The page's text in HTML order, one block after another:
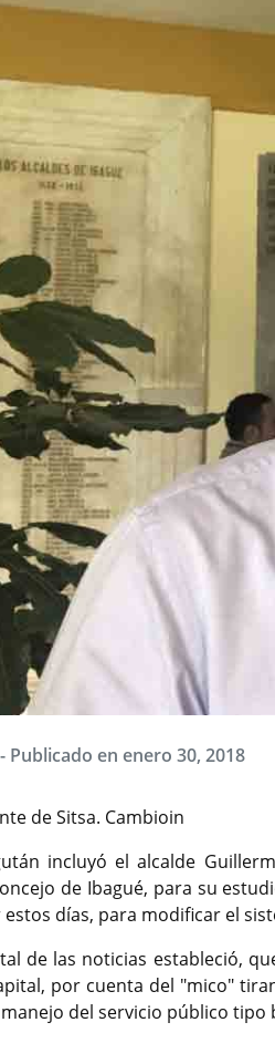
Publicado en enero 30, 2018
de Sitsa. Cambioin
incluyó el alcalde
de Ibagué, para su
días, para modificar el
de las noticias estableció,
por cuenta del "mico"
del servicio público